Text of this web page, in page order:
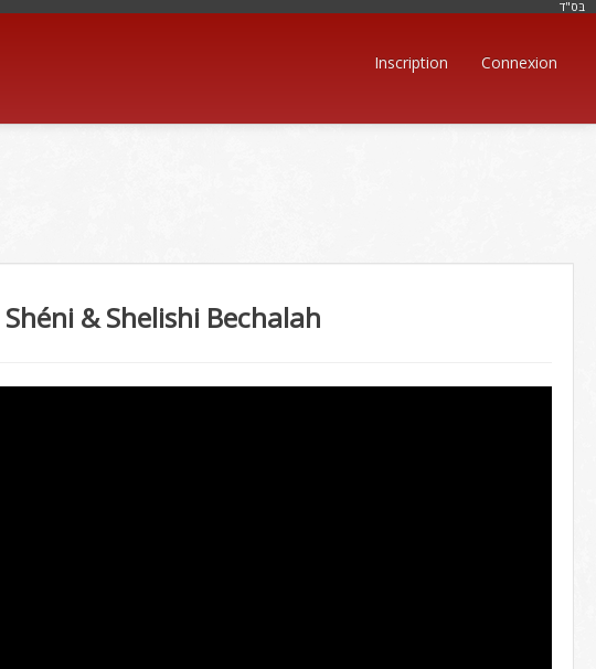
בּס"ד
Inscription Connexion
Shéni & Shelishi Bechalah